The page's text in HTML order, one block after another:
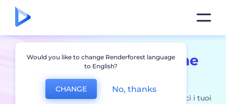
Creatore di inviti online
per ogni occasione
Di' addio agli inviti noiosi e tradizionali e stupisci i tuoi
Would you like to change Renderforest language
to English?
CHANGE No, thanks